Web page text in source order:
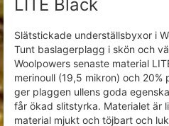
LITE Black
Slätstickade underställsbyxor i
Tunt baslagerplagg i skön och
Woolpowers senaste material
merinoull (19,5 mikron) och 20%
ger plaggen ullens goda
får ökad slitstyrka. Materialet är
material mjukt och töjbart och